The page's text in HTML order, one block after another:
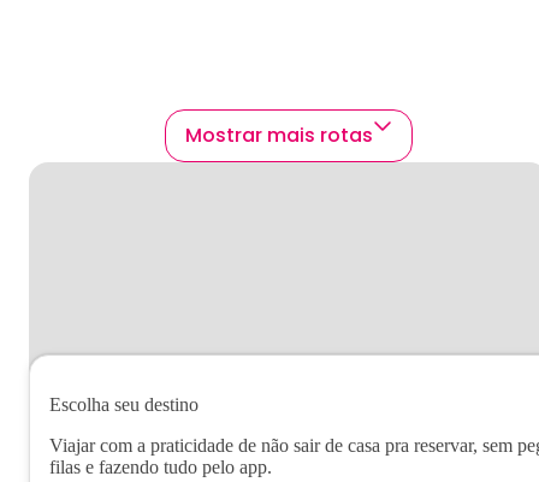
Mostrar mais rotas
Escolha seu destino
Viajar com a praticidade de não sair de casa pra reservar, sem
filas e fazendo tudo pelo app.